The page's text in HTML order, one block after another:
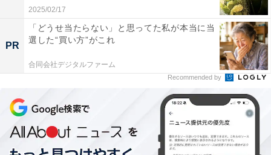
2025/02/17
PR
「どうせ当たらない」と思ってた私が本当に当
選した“買い方”がこれ
合同会社デジタルファーム
Recommended by